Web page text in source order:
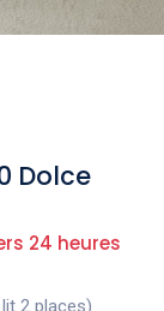
Dolce
24 heures
2 places)